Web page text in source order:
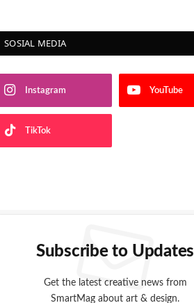
SOSIAL MEDIA
Instagram YouTube
TikTok
Subscribe to Updates
Get the latest creative news from
SmartMag about art & design.